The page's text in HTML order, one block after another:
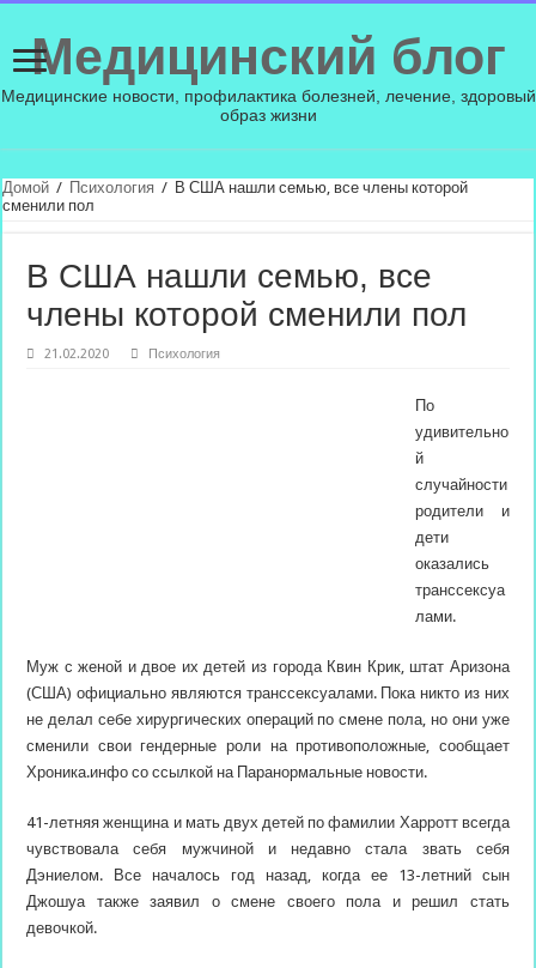
Медицинский блог
Медицинские новости, профилактика болезней, лечение, здоровый
образ жизни
Домой / Психология / В США нашли семью, все члены которой
сменили пол
В США нашли семью, все
члены которой сменили пол
21.02.2020 Психология
По
удивительно
й
случайности
родители и
дети
оказались
транссексуа
лами.
Муж с женой и двое их детей из города Квин Крик, штат Аризона
(США) официально являются транссексуалами. Пока никто из них
не делал себе хирургических операций по смене пола, но они уже
сменили свои гендерные роли на противоположные, сообщает
Хроника.инфо со ссылкой на Паранормальные новости.
41-летняя женщина и мать двух детей по фамилии Харротт всегда
чувствовала себя мужчиной и недавно стала звать себя
Дэниелом. Все началось год назад, когда ее 13-летний сын
Джошуа также заявил о смене своего пола и решил стать
девочкой.